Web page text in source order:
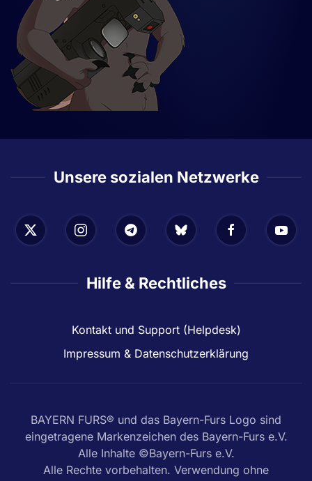
Unsere sozialen Netzwerke
Hilfe & Rechtliches
Kontakt und Support (Helpdesk)
Impressum & Datenschutzerklärung
BAYERN FURS® und das Bayern-Furs Logo sind
eingetragene Markenzeichen des Bayern-Furs e.V.
Alle Inhalte ©Bayern-Furs e.V.
Alle Rechte vorbehalten. Verwendung ohne